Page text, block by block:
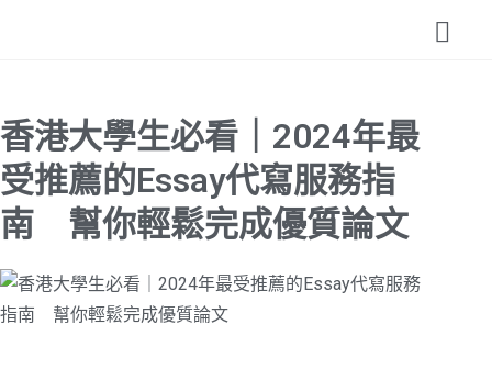
香港大學生必看｜2024年最
受推薦的Essay代寫服務指
南 幫你輕鬆完成優質論文